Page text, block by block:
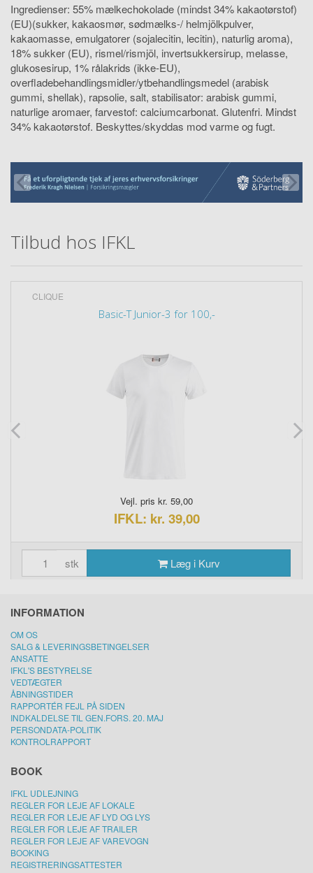
Ingredienser: 55% mælkechokolade (mindst 34% kakaotørstof)
(EU)(sukker, kakaosmør, sødmælks-/ helmjölkpulver,
kakaomasse, emulgatorer (sojalecitin, lecitin), naturlig aroma),
18% sukker (EU), rismel/rismjöl, invertsukkersirup, melasse,
glukosesirup, 1% rålakrids (ikke-EU),
overfladebehandlingsmidler/ytbehandlingsmedel (arabisk
gummi, shellak), rapsolie, salt, stabilisator: arabisk gummi,
naturlige aromaer, farvestof: calciumcarbonat. Glutenfri. Mindst
34% kakaotørstof. Beskyttes/skyddas mod varme og fugt.
Tilbud hos IFKL
CLIQUE
Basic-T Junior-3 for 100,-
Vejl. pris kr. 59,00
IFKL: kr. 39,00
stk Læg i Kurv
INFORMATION
OM OS
SALG & LEVERINGSBETINGELSER
ANSATTE
IFKL'S BESTYRELSE
VEDTÆGTER
ÅBNINGSTIDER
RAPPORTÉR FEJL PÅ SIDEN
INDKALDELSE TIL GEN.FORS. 20. MAJ
PERSONDATA-POLITIK
KONTROLRAPPORT
BOOK
IFKL UDLEJNING
REGLER FOR LEJE AF LOKALE
REGLER FOR LEJE AF LYD OG LYS
REGLER FOR LEJE AF TRAILER
REGLER FOR LEJE AF VAREVOGN
BOOKING
REGISTRERINGSATTESTER